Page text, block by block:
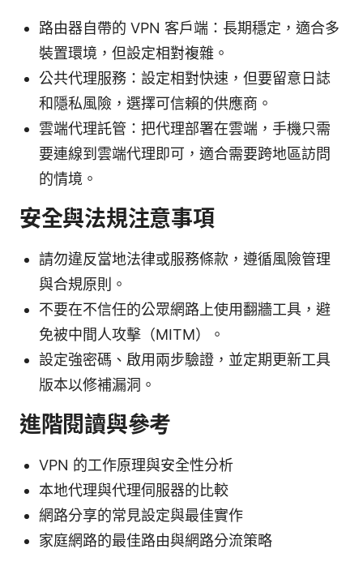
路由器自帶的 VPN 客戶端：長期穩定，適合多
裝置環境，但設定相對複雜。
公共代理服務：設定相對快速，但要留意日誌
和隱私風險，選擇可信賴的供應商。
雲端代理託管：把代理部署在雲端，手機只需
要連線到雲端代理即可，適合需要跨地區訪問
的情境。
安全與法規注意事項
請勿違反當地法律或服務條款，遵循風險管理
與合規原則。
不要在不信任的公眾網路上使用翻牆工具，避
免被中間人攻擊（MITM）。
設定強密碼、啟用兩步驗證，並定期更新工具
版本以修補漏洞。
進階閱讀與參考
VPN 的工作原理與安全性分析
本地代理與代理伺服器的比較
網路分享的常見設定與最佳實作
家庭網路的最佳路由與網路分流策略